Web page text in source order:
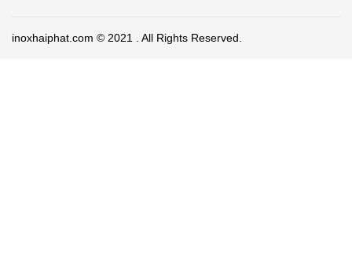
inoxhaiphat.com © 2021 . All Rights Reserved.